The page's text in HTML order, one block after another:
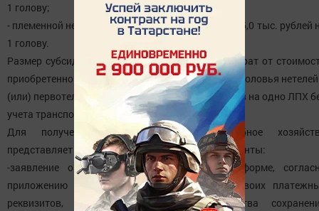
1 голову;
- племенной нетели и (или) первотелки - в сумме 25,0 тыс. рублей
1 голову.
Размер субсидии не может превышать 50 % затрат от
приобретенного товарного и (или) племенного поголовья
(или) первотелок в количестве не более пяти голов на одно ЛПХ
учета транспортных расходов.
Для получения субсидии личное подсобное
представляет в исполкомы СП следующие документы:
-заявление о предоставлении субсидии по форме,
приложению № 1 к Порядку, с указанием своих
реквизитов, почтового адреса, обязательства